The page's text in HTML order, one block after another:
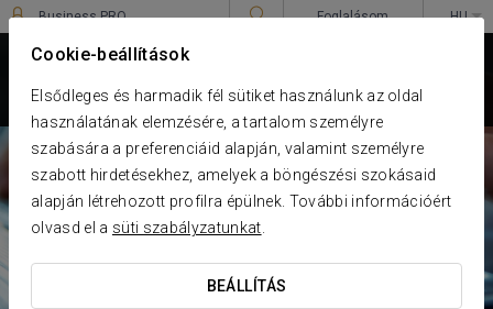
Cookie-beállítások
Elsődleges és harmadik fél sütiket használunk az oldal
használatának elemzésére, a tartalom személyre
szabására a preferenciáid alapján, valamint személyre
szabott hirdetésekhez, amelyek a böngészési szokásaid
alapján létrehozott profilra épülnek. További információért
olvasd el a süti szabályzatunkat
BEÁLLÍTÁS
Business PRO
Foglalásom HU
****
BUDAPEST
Budapest